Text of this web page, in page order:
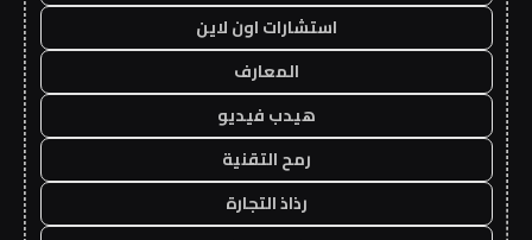
استشارات اون لاين
المعارف
هيدب فيديو
رمح التقنية
رذاذ التجارة